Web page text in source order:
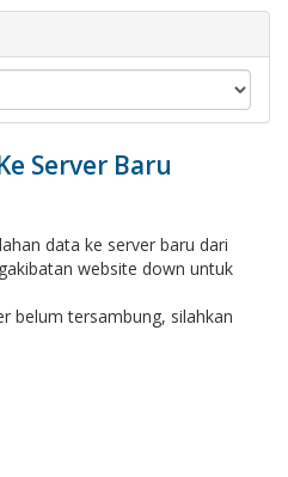
Server Baru
data ke server baru dari
website down untuk
belum tersambung, silahkan